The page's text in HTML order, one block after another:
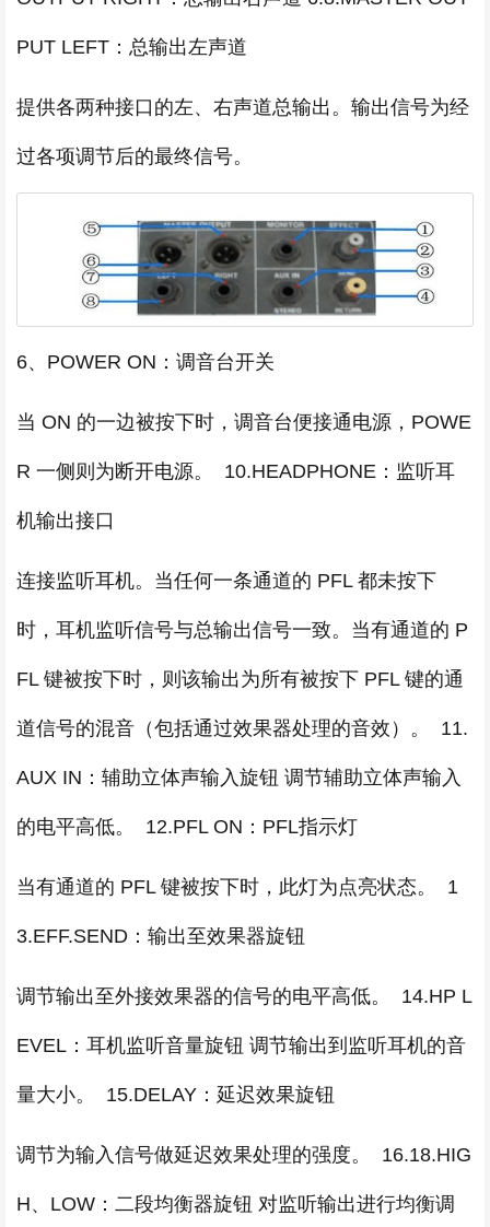
PUT LEFT：总输出左声道
提供各两种接口的左、右声道总输出。输出信号为经
过各项调节后的最终信号。
6、POWER ON：调音台开关
当 ON 的一边被按下时，调音台便接通电源，POWE
R 一侧则为断开电源。 10.HEADPHONE：监听耳
机输出接口
连接监听耳机。当任何一条通道的 PFL 都未按下
时，耳机监听信号与总输出信号一致。当有通道的 P
FL 键被按下时，则该输出为所有被按下 PFL 键的通
道信号的混音（包括通过效果器处理的音效）。 11.
AUX IN：辅助立体声输入旋钮 调节辅助立体声输入
的电平高低。 12.PFL ON：PFL指示灯
当有通道的 PFL 键被按下时，此灯为点亮状态。 1
3.EFF.SEND：输出至效果器旋钮
调节输出至外接效果器的信号的电平高低。 14.HP L
EVEL：耳机监听音量旋钮 调节输出到监听耳机的音
量大小。 15.DELAY：延迟效果旋钮
调节为输入信号做延迟效果处理的强度。 16.18.HIG
H、LOW：二段均衡器旋钮 对监听输出进行均衡调